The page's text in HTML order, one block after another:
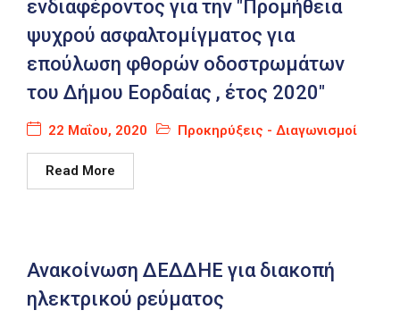
ενδιαφέροντος για την "Προμήθεια
ψυχρού ασφαλτομίγματος για
επούλωση φθορών οδοστρωμάτων
του Δήμου Εορδαίας , έτος 2020"
22 Μαΐου, 2020 Προκηρύξεις - Διαγωνισμοί
Read More
Ανακοίνωση ΔΕΔΔΗΕ για διακοπή
ηλεκτρικού ρεύματος